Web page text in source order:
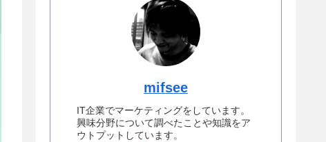
mifsee
IT企業でマーケティングをしています。
興味分野について調べたことや知識をア
ウトプットしています。